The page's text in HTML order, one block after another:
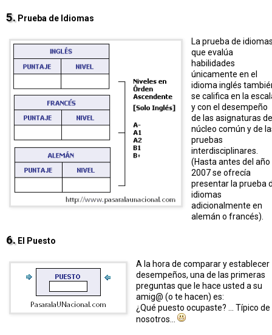
5. Prueba de Idiomas
La prueba de
que evalúa
habilidades
únicamente en el
idioma inglés
se califica en la
y con el desempeño
de las asignaturas
núcleo común y de
pruebas
interdisciplinares.
(Hasta antes del año
2007 se ofrecía
presentar la prueba
idiomas
adicionalmente en
alemán o francés).
6. El Puesto
A la hora de comparar y establecer
desempeños, una de las primeras
preguntas que le hace usted a su
amig@ (o te hacen) es:
¿Qué puesto ocupaste? ... Típico de
nosotros...